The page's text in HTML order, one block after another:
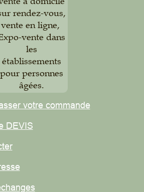
rendez-vous,
vente en ligne,
vente dans
les
établissements
pour personnes
âgées.
votre commande
DEVIS